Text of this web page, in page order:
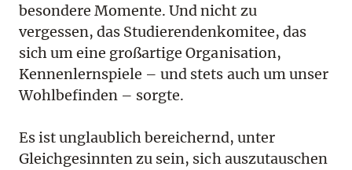
besondere Momente. Und nicht zu
vergessen, das Studierendenkomitee, das
sich um eine großartige Organisation,
Kennenlernspiele – und stets auch um unser
Wohlbefinden – sorgte.
Es ist unglaublich bereichernd, unter
Gleichgesinnten zu sein, sich auszutauschen